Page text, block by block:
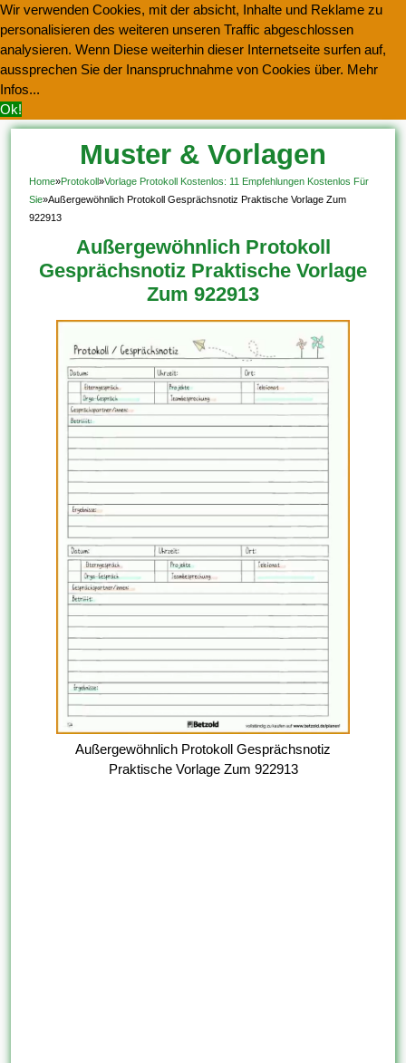
Wir verwenden Cookies, mit der absicht, Inhalte und Reklame zu
personalisieren des weiteren unseren Traffic abgeschlossen
analysieren. Wenn Diese weiterhin dieser Internetseite surfen auf,
aussprechen Sie der Inanspruchnahme von Cookies über. Mehr
Infos...
Ok!
Muster & Vorlagen
Kostenlos Herunterladen
Home»Protokoll»Vorlage Protokoll Kostenlos: 11 Empfehlungen Kostenlos Für
Sie»Außergewöhnlich Protokoll Gesprächsnotiz Praktische Vorlage Zum
922913
Außergewöhnlich Protokoll
Gesprächsnotiz Praktische Vorlage
Zum 922913
Außergewöhnlich Protokoll Gesprächsnotiz
Praktische Vorlage Zum 922913